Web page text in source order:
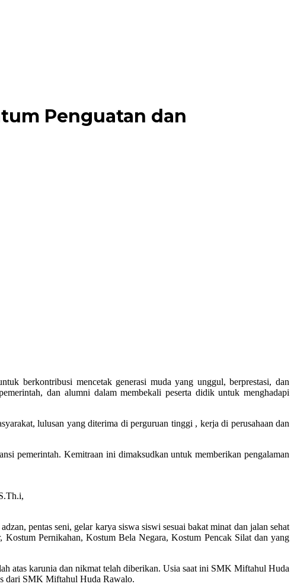
Penguatan dan
berkontribusi mencetak generasi muda yang unggul, berprestasi, dan
dan alumni dalam membekali peserta didik untuk menghadapi
lulusan yang diterima di perguruan tinggi , kerja di perusahaan dan
pemerintah. Kemitraan ini dimaksudkan untuk memberikan pengalaman
pentas seni, gelar karya siswa siswi sesuai bakat minat dan jalan sehat
Pernikahan, Kostum Bela Negara, Kostum Pencak Silat dan yang
atas karunia dan nikmat telah diberikan. Usia saat ini SMK Miftahul Huda
dari SMK Miftahul Huda Rawalo.